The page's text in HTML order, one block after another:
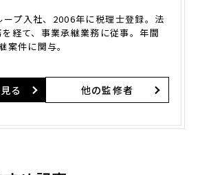
ープ入社、2006年に税理士登録。法
経て、事業承継業務に従事。年間
案件に関与。
る 他の監修者